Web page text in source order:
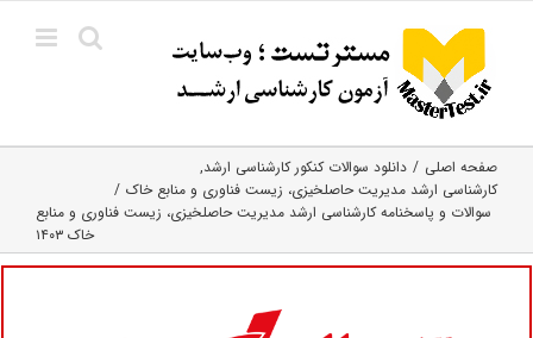
content
صفحه اصلی
دانلود سوالات کنکور کارشناسی ارشد
کارشناسی ارشد مدیریت حاصلخیزی، زیست فناوری و منابع خاک
سوالات و پاسخنامه کارشناسی ارشد مدیریت حاصلخیزی، زیست فناوری و منابع
خاک ۱۴۰۳